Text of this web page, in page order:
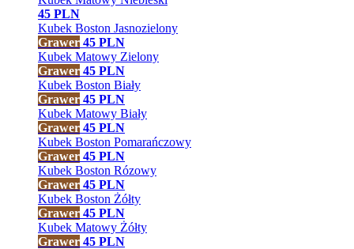
45 PLN
Kubek Boston Jasnozielony
Grawer 45 PLN
Kubek Matowy Zielony
Grawer 45 PLN
Kubek Boston Biały
Grawer 45 PLN
Kubek Matowy Biały
Grawer 45 PLN
Kubek Boston Pomarańczowy
Grawer 45 PLN
Kubek Boston Rózowy
Grawer 45 PLN
Kubek Boston Żółty
Grawer 45 PLN
Kubek Matowy Żółty
Grawer 45 PLN